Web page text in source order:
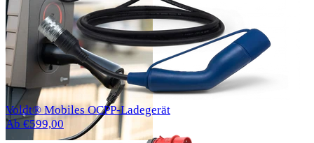
Voldt® Mobiles OCPP-Ladegerät
Ab €599,00